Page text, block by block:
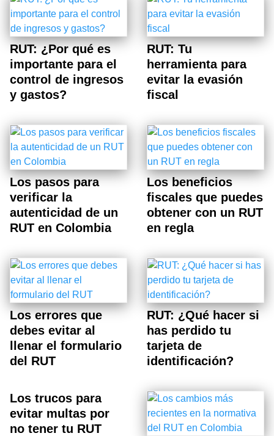
RUT: ¿Por qué es
importante para el
control de ingresos
y gastos?
RUT: Tu
herramienta para
evitar la evasión
fiscal
Los pasos para
verificar la
autenticidad de un
RUT en Colombia
Los beneficios
fiscales que puedes
obtener con un RUT
en regla
Los errores que
debes evitar al
llenar el formulario
del RUT
RUT: ¿Qué hacer si
has perdido tu
tarjeta de
identificación?
Los trucos para
evitar multas por
no tener tu RUT